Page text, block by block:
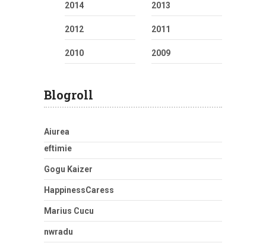
2014 2013
2012 2011
2010 2009
Blogroll
Aiurea
eftimie
Gogu Kaizer
HappinessCaress
Marius Cucu
nwradu